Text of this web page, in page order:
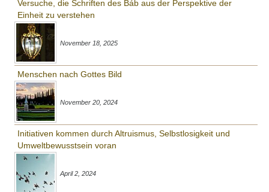
Versuche, die Schriften des Báb aus der Perspektive der
Einheit zu verstehen
November 18, 2025
Menschen nach Gottes Bild
November 20, 2024
Initiativen kommen durch Altruismus, Selbstlosigkeit und
Umweltbewusstsein voran
April 2, 2024